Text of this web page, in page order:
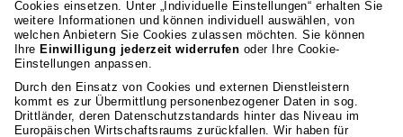
Studienangebot
Fakultäten
AKAD